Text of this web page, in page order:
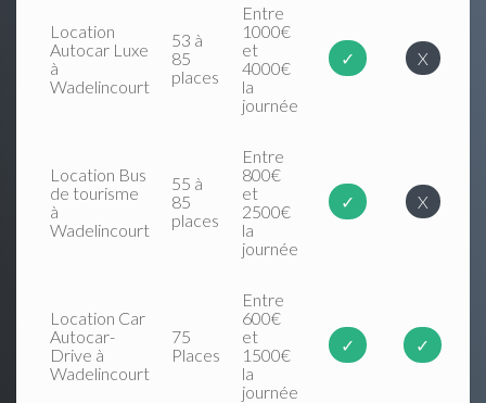
Location
Autocar Luxe
à
Wadelincourt
53 à
85
places
Entre
1000€
et
4000€
la
journée
✓ X
Location Bus
de tourisme
à
Wadelincourt
55 à
85
places
Entre
800€
et
2500€
la
journée
✓ X
Location Car
Autocar-
Drive à
Wadelincourt
75
Places
Entre
600€
et
1500€
la
journée
✓ ✓